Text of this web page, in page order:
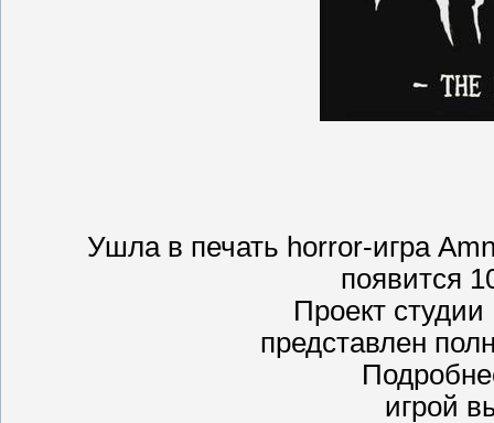
Ушла в печать horror-игра
появится
Проект
представлен
игрой